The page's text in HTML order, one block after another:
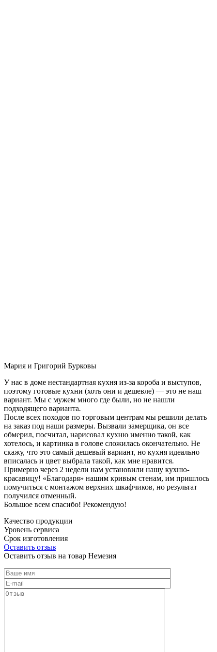
Мария и Григорий Бурковы
У нас в доме нестандартная кухня из-за короба и выступов,
поэтому готовые кухни (хоть они и дешевле) — это не наш
вариант. Мы с мужем много где были, но не нашли
подходящего варианта.
После всех походов по торговым центрам мы решили делать
на заказ под наши размеры. Вызвали замерщика, он все
обмерил, посчитал, нарисовал кухню именно такой, как
хотелось, и картинка в голове сложилась окончательно. Не
скажу, что это самый дешевый вариант, но кухня идеально
вписалась и цвет выбрала такой, как мне нравится.
Примерно через 2 недели нам установили нашу кухню-
красавицу! «Благодаря» нашим кривым стенам, им пришлось
помучиться с монтажом верхних шкафчиков, но результат
получился отменный.
Большое всем спасибо! Рекомендую!
Качество продукции
Уровень сервиса
Срок изготовления
Оставить отзыв
Оставить отзыв на товар Немезия